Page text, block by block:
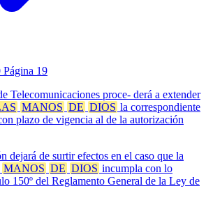
Página 19
Telecomunicaciones proce- derá a extender
MANOS DE DIOS la correspondiente
plazo de vigencia al de la autorización
dejará de surtir efectos en el caso que la
MANOS DE DIOS incumpla con lo
150º del Reglamento General de la Ley de